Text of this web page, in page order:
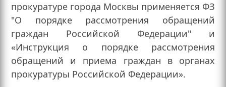
прокуратуре города Москвы применяется ФЗ
"О порядке рассмотрения обращений
граждан Российской Федерации" и
«Инструкция о порядке рассмотрения
обращений и приема граждан в органах
прокуратуры Российской Федерации».